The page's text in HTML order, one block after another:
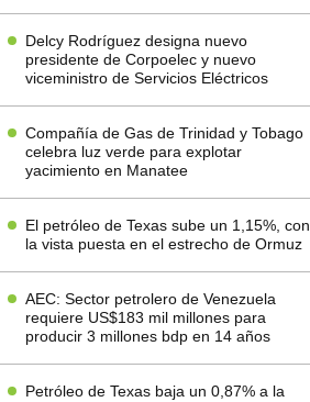
Delcy Rodríguez designa nuevo
presidente de Corpoelec y nuevo
viceministro de Servicios Eléctricos
Compañía de Gas de Trinidad y Tobago
celebra luz verde para explotar
yacimiento en Manatee
El petróleo de Texas sube un 1,15%, con
la vista puesta en el estrecho de Ormuz
AEC: Sector petrolero de Venezuela
requiere US$183 mil millones para
producir 3 millones bdp en 14 años
Petróleo de Texas baja un 0,87% a la